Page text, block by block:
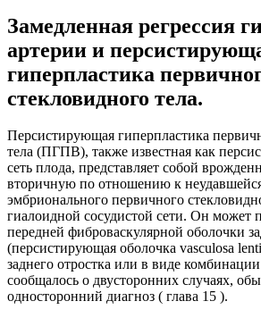
Замедленная регрессия
артерии и
гиперпластика
стекловидного тела.
Персистирующая гиперпластика
тела (ПГПВ), также известная как
сеть плода, представляет собой
вторичную по отношению к
эмбрионального первичного
гиалоидной сосудистой сети. Он может
передней фиброваскулярной оболочки
(персистирующая оболочка vasculosa
заднего отростка или в виде
сообщалось о двусторонних случаях,
односторонний диагноз ( глава 15 ).